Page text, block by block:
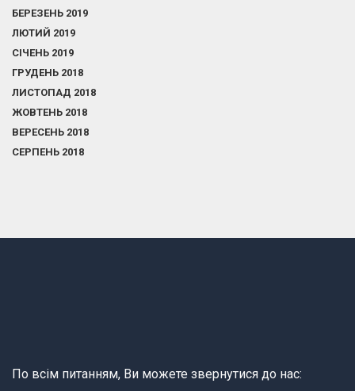
БЕРЕЗЕНЬ 2019
ЛЮТИЙ 2019
СІЧЕНЬ 2019
ГРУДЕНЬ 2018
ЛИСТОПАД 2018
ЖОВТЕНЬ 2018
ВЕРЕСЕНЬ 2018
СЕРПЕНЬ 2018
По всім питанням, Ви можете звернутися до нас: